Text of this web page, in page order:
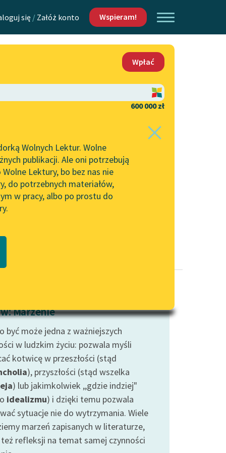
się / Załóż konto Wspieram!
Lektur
Kontakt
O projekcie
Zasady wykorzystania
Wolnych Lektur
Logotypy
Materiały promocyjne
wrażliwych
Deklaracja dostępności
Wpłać
600 000 zł
Wolnych Lektur. Wolne
publikacji. Ale oni potrzebują
Lektury, bo bez nas nie
do potrzebnych materiałów,
w pracy, albo po prostu do
Marzenie
być może jedna z ważniejszych
w ludzkim życiu: pozwala myśli
kotwicę w przeszłości (stąd
), przyszłości (stąd wszelka
) lub jakimkolwiek ,,gdzie indziej"
idealizmu) i dzięki temu pozwala
sytuacje nie do wytrzymania. Wiele
marzeń zapisanych w literaturze,
refleksji na temat samej czynności